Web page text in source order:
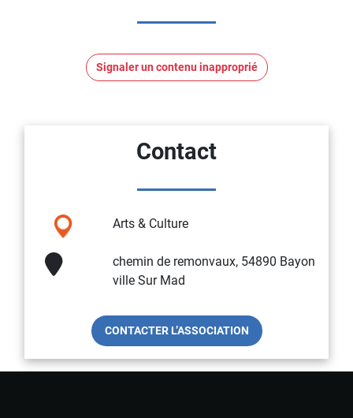
Signaler un contenu inapproprié
Contact
Arts & Culture
chemin de remonvaux, 54890 Bayon
ville Sur Mad
CONTACTER L’ASSOCIATION